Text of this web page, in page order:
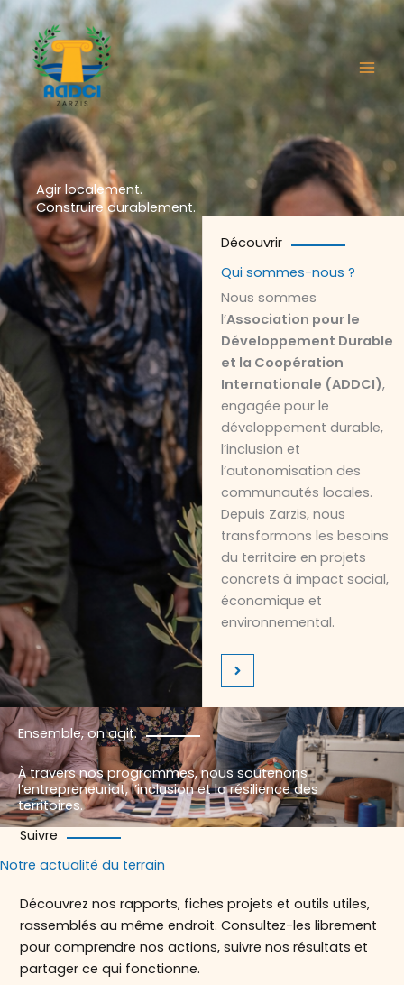
Aller
au
contenu
Agir localement.
Construire durablement.
Ensemble, on agit.
À travers nos programmes, nous soutenons
l’entrepreneuriat, l’inclusion et la résilience des
territoires.
Découvrir
Qui sommes-nous ?
Nous sommes
l’Association pour le
Développement Durable
et la Coopération
Internationale (ADDCI),
engagée pour le
développement durable,
l’inclusion et
l’autonomisation des
communautés locales.
Depuis Zarzis, nous
transformons les besoins
du territoire en projets
concrets à impact social,
économique et
environnemental.
Suivre
Notre actualité du terrain
Découvrez nos rapports, fiches projets et outils utiles,
rassemblés au même endroit. Consultez-les librement
pour comprendre nos actions, suivre nos résultats et
partager ce qui fonctionne.